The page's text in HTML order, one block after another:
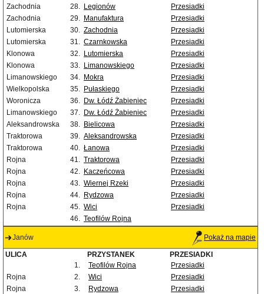
Zachodnia
28. Legionów
Przesiadki
Zachodnia
29. Manufaktura
Przesiadki
Lutomierska
30. Zachodnia
Przesiadki
Lutomierska
31. Czarnkowska
Przesiadki
Klonowa
32. Lutomierska
Przesiadki
Klonowa
33. Limanowskiego
Przesiadki
Limanowskiego
34. Mokra
Przesiadki
Wielkopolska
35. Pułaskiego
Przesiadki
Woronicza
36. Dw. Łódź Żabieniec
Przesiadki
Limanowskiego
37. Dw. Łódź Żabieniec
Przesiadki
Aleksandrowska
38. Bielicowa
Przesiadki
Traktorowa
39. Aleksandrowska
Przesiadki
Traktorowa
40. Łanowa
Przesiadki
Rojna
41. Traktorowa
Przesiadki
Rojna
42. Kaczeńcowa
Przesiadki
Rojna
43. Wiernej Rzeki
Przesiadki
Rojna
44. Rydzowa
Przesiadki
Rojna
45. Wici
Przesiadki
46. Teofilów Rojna
Janów Pokaż na mapie
ULICA PRZYSTANEK
PRZESIADKI
1.
Teofilów Rojna
Przesiadki
Rojna
2. Wici
Przesiadki
Rojna
3. Rydzowa
Przesiadki